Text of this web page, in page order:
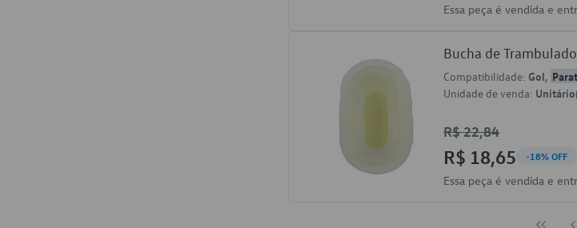
Essa peça é vendida e
Bucha de
Compatibilidade: Gol,
Unidade de venda:
R$ 22,84
R$ 18,65 -18% OFF
Essa peça é vendida e